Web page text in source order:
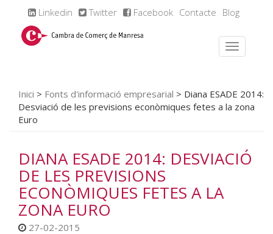
Linkedin Twitter Facebook Contacte Blog
Inici > Fonts d'informació empresarial > Diana ESADE 2014:
Desviació de les previsions econòmiques fetes a la zona
Euro
DIANA ESADE 2014: DESVIACIÓ
DE LES PREVISIONS
ECONÒMIQUES FETES A LA
ZONA EURO
27-02-2015